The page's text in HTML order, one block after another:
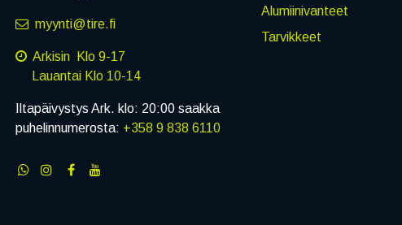
myynti@tire.fi
Arkisin Klo 9-17
Lauantai Klo 10-14
Iltapäivystys Ark. klo: 20:00 saakka
puhelinnumerosta: +358 9 838 6110
Alumiinivanteet
Tarvikkeet